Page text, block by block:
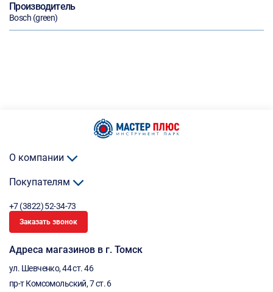
Производитель
Bosch (green)
О компании
Покупателям
+7 (3822) 52-34-73
Заказать звонок
Адреса магазинов в г. Томск
ул. Шевченко, 44 ст. 46
пр-т Комсомольский, 7 ст. 6